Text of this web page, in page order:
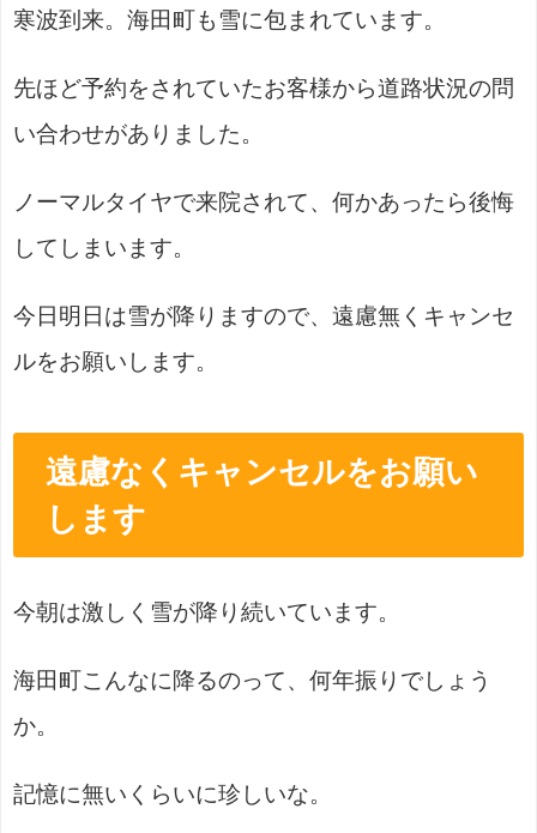
寒波到来。海田町も雪に包まれています。
先ほど予約をされていたお客様から道路状況の問
い合わせがありました。
ノーマルタイヤで来院されて、何かあったら後悔
してしまいます。
今日明日は雪が降りますので、遠慮無くキャンセ
ルをお願いします。
遠慮なくキャンセルをお願い
します
今朝は激しく雪が降り続いています。
海田町こんなに降るのって、何年振りでしょう
か。
記憶に無いくらいに珍しいな。